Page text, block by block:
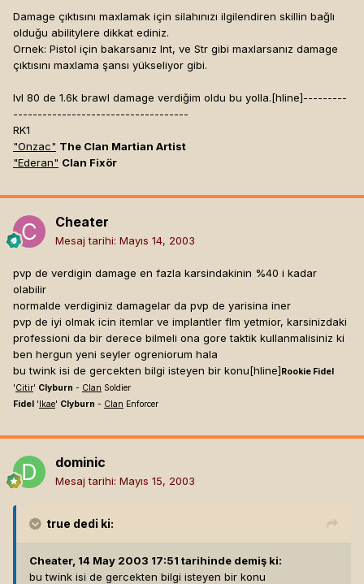
Damage çıktısını maxlamak için silahınızı ilgilendiren skillin bağlı
olduğu abilitylere dikkat ediniz.
Ornek: Pistol için bakarsanız Int, ve Str gibi maxlarsanız damage
çıktısını maxlama şansı yükseliyor gibi.
lvl 80 de 1.6k brawl damage verdiğim oldu bu yolla.[hline]---------
------------------------------------
RK1
"Onzac" The Clan Martian Artist
"Ederan" Clan Fixör
Cheater
Mesaj tarihi: Mayıs 14, 2003
pvp de verdigin damage en fazla karsindakinin %40 i kadar
olabilir
normalde verdiginiz damagelar da pvp de yarisina iner
pvp de iyi olmak icin itemlar ve implantler flm yetmior, karsinizdaki
professioni da bir derece bilmeli ona gore taktik kullanmalisiniz ki
ben hergun yeni seyler ogreniorum hala
bu twink isi de gercekten bilgi isteyen bir konu[hline] Rookie Fidel
'Citir' Clyburn - Clan Soldier
Fidel ' Ikae' Clyburn - Clan Enforcer
dominic
Mesaj tarihi: Mayıs 15, 2003
true dedi ki:
Cheater, 14 May 2003 17:51 tarihinde demiş ki:
bu twink isi de gercekten bilgi isteyen bir konu